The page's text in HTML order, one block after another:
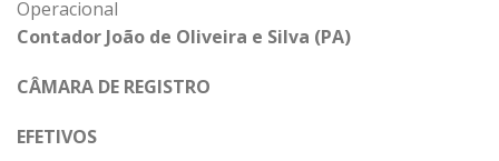
Operacional
Contador João de Oliveira e Silva (PA)
CÂMARA DE REGISTRO
EFETIVOS